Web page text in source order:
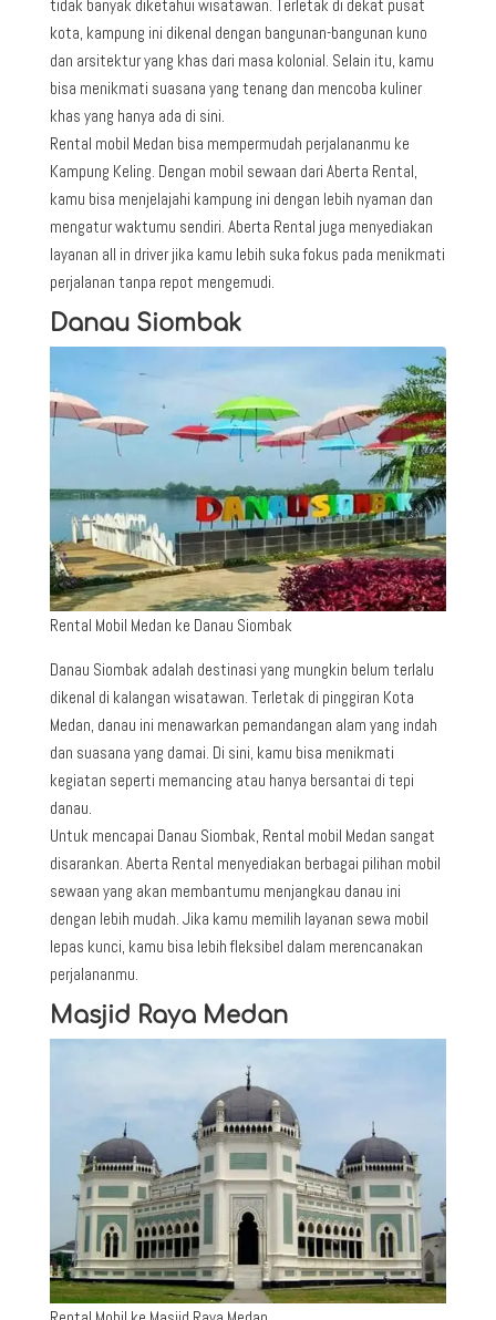
tidak banyak diketahui wisatawan. Terletak di dekat pusat
kota, kampung ini dikenal dengan bangunan-bangunan kuno
dan arsitektur yang khas dari masa kolonial. Selain itu, kamu
bisa menikmati suasana yang tenang dan mencoba kuliner
khas yang hanya ada di sini.
Rental mobil Medan bisa mempermudah perjalananmu ke
Kampung Keling. Dengan mobil sewaan dari Aberta Rental,
kamu bisa menjelajahi kampung ini dengan lebih nyaman dan
mengatur waktumu sendiri. Aberta Rental juga menyediakan
layanan all in driver jika kamu lebih suka fokus pada menikmati
perjalanan tanpa repot mengemudi.
Danau Siombak
Rental Mobil Medan ke Danau Siombak
Danau Siombak adalah destinasi yang mungkin belum terlalu
dikenal di kalangan wisatawan. Terletak di pinggiran Kota
Medan, danau ini menawarkan pemandangan alam yang indah
dan suasana yang damai. Di sini, kamu bisa menikmati
kegiatan seperti memancing atau hanya bersantai di tepi
danau.
Untuk mencapai Danau Siombak, Rental mobil Medan sangat
disarankan. Aberta Rental menyediakan berbagai pilihan mobil
sewaan yang akan membantumu menjangkau danau ini
dengan lebih mudah. Jika kamu memilih layanan sewa mobil
lepas kunci, kamu bisa lebih fleksibel dalam merencanakan
perjalananmu.
Masjid Raya Medan